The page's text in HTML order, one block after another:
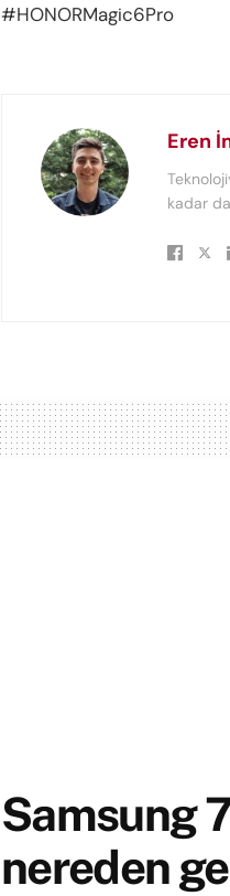
#HONORMagic6Pro
Eren
kadar
Samsung
nereden